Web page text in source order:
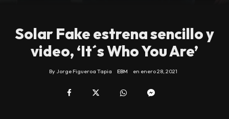
Solar Fake estrena sencillo y
video, ‘It´s Who You Are’
By Jorge Figueroa Tapia EBM en enero 28, 2021